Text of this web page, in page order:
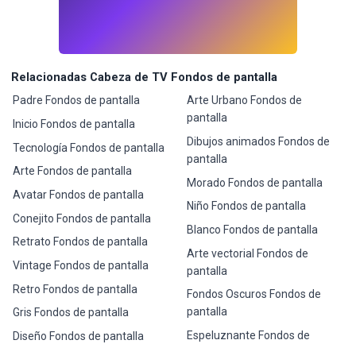
Relacionadas Cabeza de TV Fondos de pantalla
Padre Fondos de pantalla
Inicio Fondos de pantalla
Tecnología Fondos de pantalla
Arte Fondos de pantalla
Avatar Fondos de pantalla
Conejito Fondos de pantalla
Retrato Fondos de pantalla
Vintage Fondos de pantalla
Retro Fondos de pantalla
Gris Fondos de pantalla
Diseño Fondos de pantalla
Arte Urbano Fondos de
pantalla
Dibujos animados Fondos de
pantalla
Morado Fondos de pantalla
Niño Fondos de pantalla
Blanco Fondos de pantalla
Arte vectorial Fondos de
pantalla
Fondos Oscuros Fondos de
pantalla
Espeluznante Fondos de